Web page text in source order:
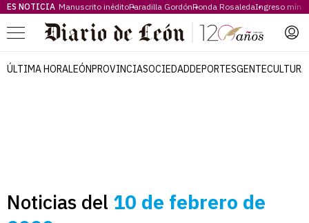
ES NOTICIA Manuscrito inéditoParadilla GordónRonda RosaledaIngreso
Menú
ÚLTIMA HORALEÓNPROVINCIASOCIEDADDEPORTESGENTECULTURA
Noticias del 10 de febrero de